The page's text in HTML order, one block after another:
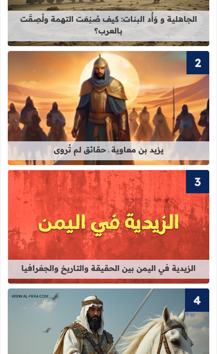
الجاهلية و وَأْد البنات: كيف صُنِعَت التهمة ولُصِقَت
بالعرب؟
قراءة المزيد عن يزيد بن معاوية ـ
يزيد بن معاوية ـ حقائق لم تُروى
قراءة المزيد عن الزيدية في اليمن بين
الزيدية في اليمن بين الحقيقة والتاريخ والجغرافيا
قراءة المزيد عن خالد بن الوليد - سيف